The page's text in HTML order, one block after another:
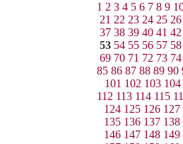
1 2 3 4 5 6 7 8 9
21 22 23 24 25 26
37 38 39 40 41 42
53 54 55 56 57 58
69 70 71 72 73 74
85 86 87 88 89 90
101 102 103 104
112 113 114 115
124 125 126 127
135 136 137 138
146 147 148 149